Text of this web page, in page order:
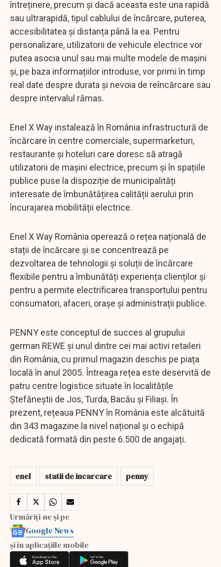
întreținere, precum și dacă aceasta este una rapidă
sau ultrarapidă, tipul cablului de încărcare, puterea,
accesibilitatea și distanța până la ea. Pentru
personalizare, utilizatorii de vehicule electrice vor
putea asocia unul sau mai multe modele de mașini
și, pe baza informațiilor introduse, vor primi în timp
real date despre durata și nevoia de reîncărcare sau
despre intervalul rămas.
Enel X Way instalează în România infrastructură de
încărcare în centre comerciale, supermarketuri,
restaurante și hoteluri care doresc să atragă
utilizatorii de mașini electrice, precum și în spațiile
publice puse la dispoziție de municipalități
interesate de îmbunătățirea calității aerului prin
încurajarea mobilității electrice.
Enel X Way România operează o rețea națională de
stații de încărcare și se concentrează pe
dezvoltarea de tehnologii și soluții de încărcare
flexibile pentru a îmbunătăți experiența clienților și
pentru a permite electrificarea transportului pentru
consumatori, afaceri, orașe și administrații publice.
PENNY este conceptul de succes al grupului
german REWE și unul dintre cei mai activi retaileri
din România, cu primul magazin deschis pe piața
locală în anul 2005. Întreaga rețea este deservită de
patru centre logistice situate în localitățile
Ștefăneștii de Jos, Turda, Bacău și Filiași. În
prezent, rețeaua PENNY în România este alcătuită
din 343 magazine la nivel național și o echipă
dedicată formată din peste 6.500 de angajați.
enel statii de incarcare penny
Urmăriți-ne și pe
Google News
și în aplicațiile mobile